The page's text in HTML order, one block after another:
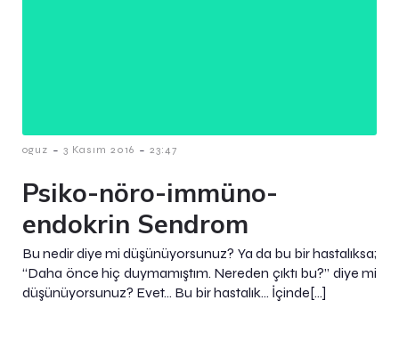
oguz - 3 Kasım 2016 - 23:47
Psiko-nöro-immüno-
endokrin Sendrom
Bu nedir diye mi düşünüyorsunuz? Ya da bu bir hastalıksa;
“Daha önce hiç duymamıştım. Nereden çıktı bu?” diye mi
düşünüyorsunuz? Evet… Bu bir hastalık… İçinde[…]